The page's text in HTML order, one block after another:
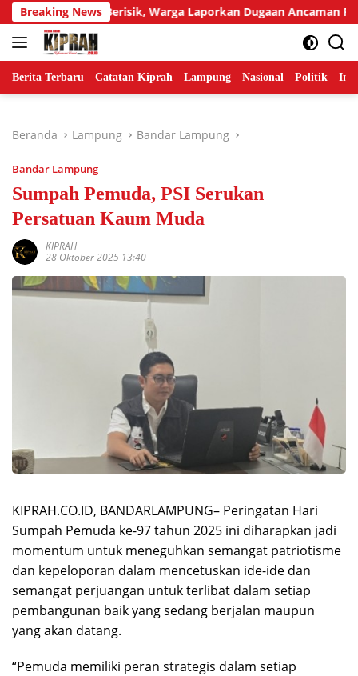
Langsung
ke
konten
Breaking News
Tetangga Berisik, Warga Laporkan Dugaan Ancaman
Berita Terbaru Catatan Kiprah Lampung Nasional Politik
Beranda Lampung Bandar Lampung
Bandar Lampung
Sumpah Pemuda, PSI Serukan
Persatuan Kaum Muda
KIPRAH
28 Oktober 2025 13:40
KIPRAH.CO.ID, BANDARLAMPUNG– Peringatan Hari
Sumpah Pemuda ke-97 tahun 2025 ini diharapkan jadi
momentum untuk meneguhkan semangat patriotisme
dan kepeloporan dalam mencetuskan ide-ide dan
semangat perjuangan untuk terlibat dalam setiap
pembangunan baik yang sedang berjalan maupun
yang akan datang.
“Pemuda memiliki peran strategis dalam setiap